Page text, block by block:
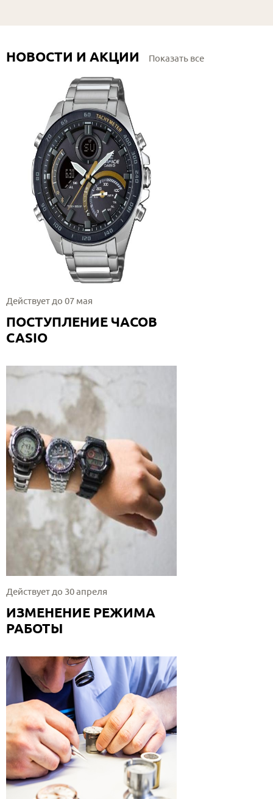
НОВОСТИ И АКЦИИ Показать все
Действует до 07 мая
ПОСТУПЛЕНИЕ ЧАСОВ
CASIO
Действует до 30 апреля
ИЗМЕНЕНИЕ РЕЖИМА
РАБОТЫ